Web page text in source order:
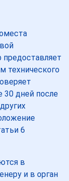
технического
30 дней после
6
в
и в орган